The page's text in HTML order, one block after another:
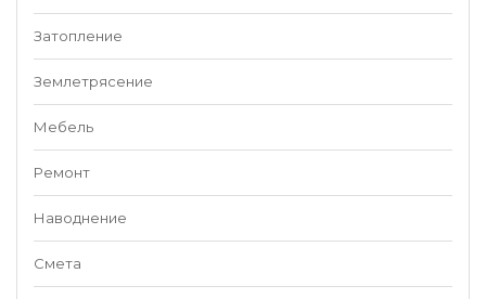
Затопление
Землетрясение
Мебель
Ремонт
Наводнение
Смета